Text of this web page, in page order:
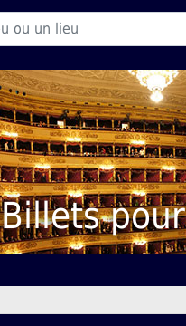
Billets pour